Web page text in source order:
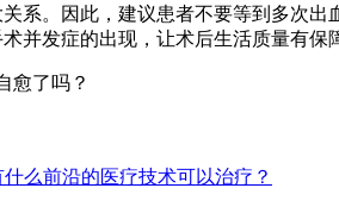
系。因此，建议患者不要等到多次
并发症的出现，让术后生活质量有保
愈了吗？
么前沿的医疗技术可以治疗？